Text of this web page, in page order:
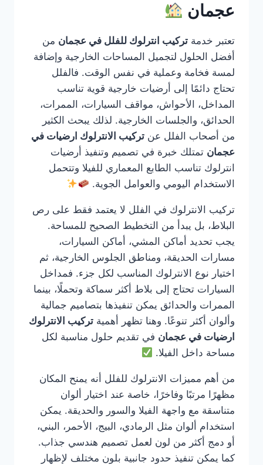
عجمان
تعتبر خدمة تركيب انترلوك للفلل في عجمان من
أفضل الحلول لتجميل المساحات الخارجية وإضافة
لمسة فخامة وعملية في نفس الوقت. فالفلل
تحتاج دائمًا إلى أرضيات خارجية قوية تناسب
المداخل، الأحواش، مواقف السيارات، الممرات،
الحدائق، والجلسات الخارجية. لذلك يبحث الكثير
من أصحاب الفلل عن تركيب الانترلوك ارضيات في
عجمان تمتلك خبرة في تصميم وتنفيذ أرضيات
انترلوك تناسب الطابع المعماري للفيلا وتتحمل
الاستخدام اليومي والعوامل الجوية.
تركيب الانترلوك في الفلل لا يعتمد فقط على رص
البلاط، بل يبدأ من التخطيط الصحيح للمساحة.
يجب تحديد أماكن المشي، أماكن السيارات،
مسارات الحديقة، ومناطق الجلوس الخارجية، ثم
اختيار نوع الانترلوك المناسب لكل جزء. فمداخل
السيارات تحتاج إلى بلاط أكثر سماكة وتحملًا، بينما
الممرات والحدائق يمكن تنفيذها بتصاميم جمالية
وألوان أكثر تنوعًا. وهنا تظهر أهمية تركيب الانترلوك
ارضيات في عجمان في تقديم حلول مناسبة لكل
مساحة داخل الفيلا.
من أهم مميزات الانترلوك للفلل أنه يمنح المكان
مظهرًا مرتبًا وفاخرًا، خاصة عند اختيار ألوان
متناسقة مع واجهة الفيلا والسور والحديقة. يمكن
استخدام ألوان مثل الرمادي، البيج، الأحمر، البني،
أو دمج أكثر من لون لعمل تصميم هندسي جذاب.
كما يمكن تنفيذ حدود جانبية بلون مختلف لإظهار